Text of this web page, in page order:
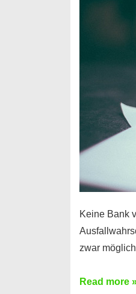
Keine Bank
zwar
Ist
Read more